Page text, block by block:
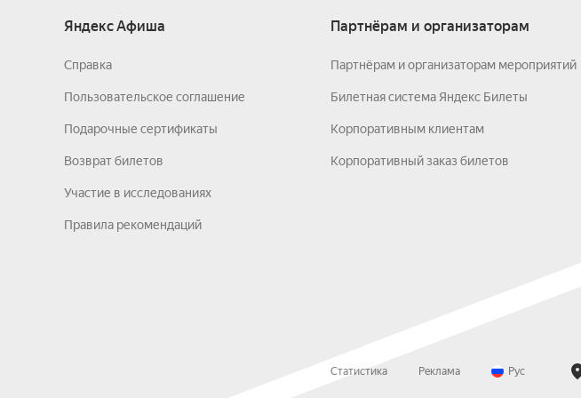
Яндекс Афиша
Справка
Пользовательское соглашение
Подарочные сертификаты
Возврат билетов
Участие в исследованиях
Правила рекомендаций
Партнёрам и организаторам
Партнёрам и организаторам мероприятий
Билетная система Яндекс Билеты
Корпоративным клиентам
Корпоративный заказ билетов
Статистика Реклама Рус